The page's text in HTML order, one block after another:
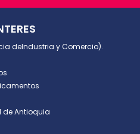
deIndustria y Comercio).
de Antioquia